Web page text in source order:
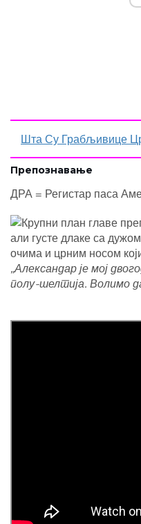
Шта Су Грабљивице
Препознавање
ДРА = Регистар паса
„Александар је мој
полу-шелтија. Волимо